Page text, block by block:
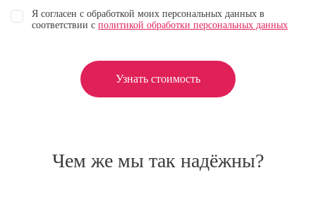
Я согласен с обработкой моих персональных данных в
соответствии с политикой обработки персональных данных
Узнать стоимость
Чем же мы так надёжны?